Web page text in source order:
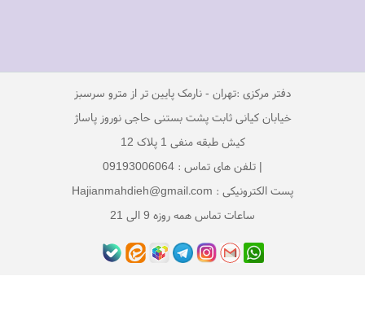
دفتر مرکزی :تهران - نارمک پایین تر از مترو سرسبز
خیابان کیانی ثابت پشت بستنی حاجی نوروز پاساژ
کیش طبقه منفی 1 پلاک 12
| تلفن های تماس : 09193006064
پست الکترونیکی : Hajianmahdieh@gmail.com
ساعات تماس همه روزه 9 الی 21